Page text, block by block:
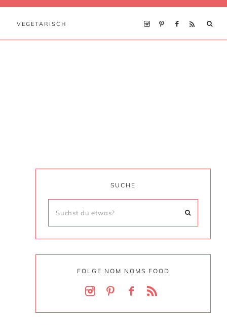
VEGETARISCH
SUCHE
FOLGE NOM NOMS FOOD